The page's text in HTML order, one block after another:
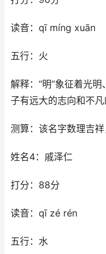
读音：qī míng xuān
五行：火
解释：“明”象征着光
子有远大的志向和不凡
测算：该名字数理吉祥
姓名4：戚泽仁
打分：88分
读音：qī zé rén
五行：水